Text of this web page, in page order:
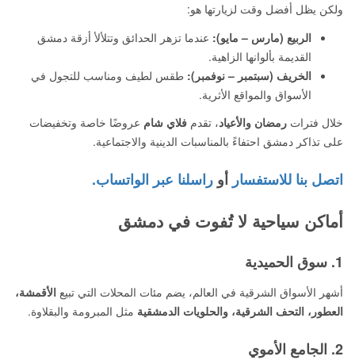
ولكن يظل أفضل وقت لزيارتها هو:
الربيع (مارس – مايو): عندما تزهر الحدائق وتتلألأ أزقة دمشق
القديمة بألوانها الزاهية.
الخريف (سبتمبر – نوفمبر): طقس لطيف ومناسب للتجول في
الأسواق والمواقع الأثرية.
خلال فترات رمضان والأعياد، تقدم فلاي شام عروضًا خاصة وتخفيضات
على تذاكر دمشق احتفاءً بالمناسبات الدينية والاجتماعية.
اتصل بنا للاستفسار أو راسلنا عبر الواتساب.
أماكن سياحية لا تُفوت في دمشق
1. سوق الحميدية
أشهر الأسواق الشرقية في العالم، يضم مئات المحلات التي تبيع الأقمشة،
العطور، التحف الشرقية، والحلويات الدمشقية مثل المبرومة والبقلاوة.
2. الجامع الأموي